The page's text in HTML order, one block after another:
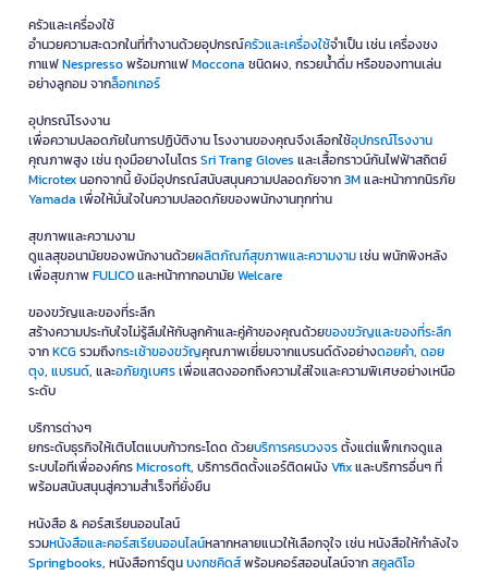
ครัวและเครื่องใช้
อำนวยความสะดวกในที่ทำงานด้วยอุปกรณ์ครัวและเครื่องใช้จำเป็น เช่น เครื่องชง
กาแฟNespressoพร้อมกาแฟMoccona ชนิดผง, กรวยน้ำดื่ม หรือของทานเล่น
อย่างลูกอม จากล็อกเกอร์
อุปกรณ์โรงงาน
เพื่อความปลอดภัยในการปฏิบัติงาน โรงงานของคุณจึงเลือกใช้อุปกรณ์โรงงาน
คุณภาพสูง เช่น ถุงมือยางไนโตรSri Trang Gloves และเสื้อกราวน์กันไฟฟ้าสถิตย์
Microtexนอกจากนี้ ยังมีอุปกรณ์สนับสนุนความปลอดภัยจาก3Mและหน้ากากนิรภัย
Yamada เพื่อให้มั่นใจในความปลอดภัยของพนักงานทุกท่าน
สุขภาพและความงาม
ดูแลสุขอนามัยของพนักงานด้วยผลิตภัณฑ์สุขภาพและความงามเช่น พนักพิงหลัง
เพื่อสุขภาพFULICOและหน้ากากอนามัยWelcare
ของขวัญและของที่ระลึก
สร้างความประทับใจไม่รู้ลืมให้กับลูกค้าและคู่ค้าของคุณด้วยของขวัญและของที่ระลึก
จากKCGรวมถึงกระเช้าของขวัญคุณภาพเยี่ยมจากแบรนด์ดังอย่างดอยคำ, ดอย
ตุง, แบรนด์, และอภัยภูเบศรเพื่อแสดงออกถึงความใส่ใจและความพิเศษอย่างเหนือ
ระดับ
บริการต่างๆ
ยกระดับธุรกิจให้เติบโตแบบก้าวกระโดด ด้วยบริการครบวงจรตั้งแต่แพ็กเกจดูแล
ระบบไอทีเพื่อองค์กรMicrosoft, บริการติดตั้งแอร์ติดผนังVfixและบริการอื่นๆ ที่
พร้อมสนับสนุนสู่ความสำเร็จที่ยั่งยืน
หนังสือ & คอร์สเรียนออนไลน์
รวมหนังสือและคอร์สเรียนออนไลน์หลากหลายแนวให้เลือกจุใจ เช่น หนังสือให้กำลังใจ
Springbooks, หนังสือการ์ตูนบงกชคิดส์พร้อมคอร์สออนไลน์จากสคูลดิโอ